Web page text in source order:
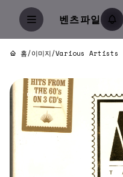
벤츠파일
홈/이미지/Various Artists
이미지